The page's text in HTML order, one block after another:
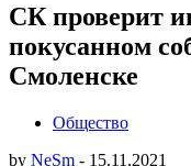
СК проверит
покусанном
Смоленске
Общество
by NeSm - 15.11.2021